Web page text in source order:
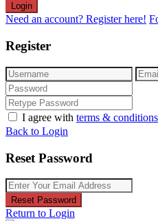
Login
Need an account? Register here!
Register
I agree with terms & conditions
Back to Login
Reset Password
Reset Password
Return to Login